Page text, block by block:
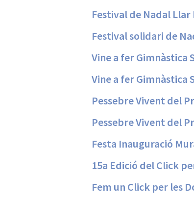
Festival de Nadal Llar
Festival solidari de
Vine a fer Gimnàstica
Vine a fer Gimnàstica
Pessebre Vivent del
Pessebre Vivent del
Festa Inauguració
15a Edició del Click
Fem un Click per les